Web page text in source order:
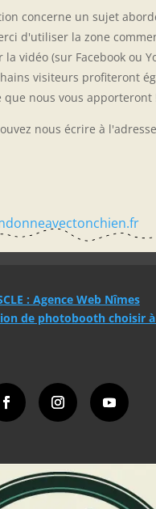
concerne un sujet
d'utiliser la zone
la vidéo (sur Facebook ou
visiteurs profiteront
que nous vous apporteront
nous écrire à
: Agence Web Nîmes
de photobooth choisir